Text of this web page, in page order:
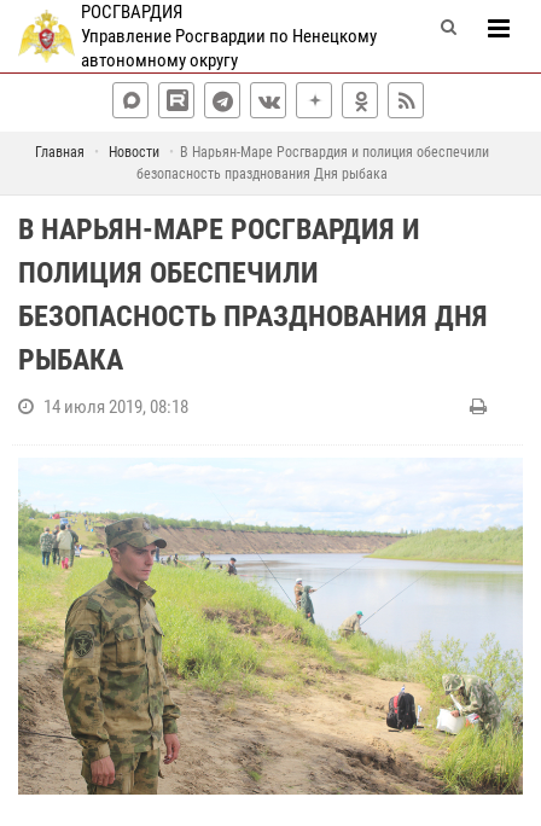
РОСГВАРДИЯ
Управление Росгвардии по Ненецкому
автономному округу
Главная Новости
В Нарьян-Маре Росгвардия и полиция обеспечили
безопасность празднования Дня рыбака
В НАРЬЯН-МАРЕ РОСГВАРДИЯ И
ПОЛИЦИЯ ОБЕСПЕЧИЛИ
БЕЗОПАСНОСТЬ ПРАЗДНОВАНИЯ ДНЯ
РЫБАКА
14 июля 2019, 08:18